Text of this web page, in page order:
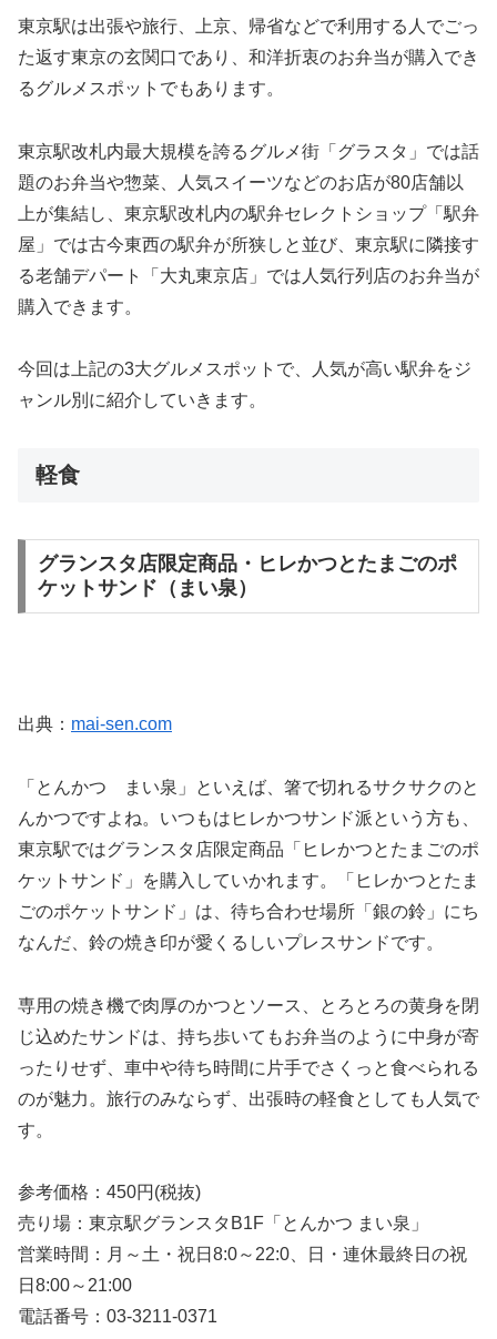
東京駅は出張や旅行、上京、帰省などで利用する人でごっ
た返す東京の玄関口であり、和洋折衷のお弁当が購入でき
るグルメスポットでもあります。
東京駅改札内最大規模を誇るグルメ街「グラスタ」では話
題のお弁当や惣菜、人気スイーツなどのお店が80店舗以
上が集結し、東京駅改札内の駅弁セレクトショップ「駅弁
屋」では古今東西の駅弁が所狭しと並び、東京駅に隣接す
る老舗デパート「大丸東京店」では人気行列店のお弁当が
購入できます。
今回は上記の3大グルメスポットで、人気が高い駅弁をジ
ャンル別に紹介していきます。
軽食
グランスタ店限定商品・ヒレかつとたまごのポ
ケットサンド（まい泉）
出典： mai-sen.com
「とんかつ まい泉」といえば、箸で切れるサクサクのと
んかつですよね。いつもはヒレかつサンド派という方も、
東京駅ではグランスタ店限定商品「ヒレかつとたまごのポ
ケットサンド」を購入していかれます。「ヒレかつとたま
ごのポケットサンド」は、待ち合わせ場所「銀の鈴」にち
なんだ、鈴の焼き印が愛くるしいプレスサンドです。
専用の焼き機で肉厚のかつとソース、とろとろの黄身を閉
じ込めたサンドは、持ち歩いてもお弁当のように中身が寄
ったりせず、車中や待ち時間に片手でさくっと食べられる
のが魅力。旅行のみならず、出張時の軽食としても人気で
す。
参考価格：450円(税抜)
売り場：東京駅グランスタB1F「とんかつ まい泉」
営業時間：月～土・祝日8:0～22:0、日・連休最終日の祝
日8:00～21:00
電話番号：03-3211-0371